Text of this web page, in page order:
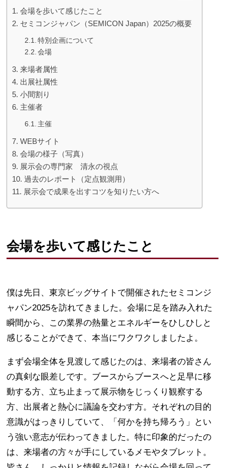
会場を歩いて感じたこと
セミコンジャパン（SEMICON Japan）2025の概要
特別企画について
会場
来場者属性
出展社属性
小間割り
主催者
主催
WEBサイト
会場の様子（写真）
展示会の専門家 清永の視点
過去のレポート（定点観測用）
展示会で成果を出すコツを知りたい方へ
会場を歩いて感じたこと
僕は先日、東京ビッグサイトで開催されたセミコンジ
ャパン2025を訪れてきました。会場に足を踏み入れた
瞬間から、この業界の熱量とエネルギーをひしひしと
感じることができて、本当にワクワクしましたよ。
まず会場全体を見渡して感じたのは、来場者の皆さん
の真剣な眼差しです。ブースからブースへと足早に移
動する方、立ち止まって展示物をじっくり観察する
方、出展者と熱心に議論を交わす方。それぞれの目的
意識がはっきりしていて、「何かを持ち帰ろう」とい
う強い意志が伝わってきました。特に印象的だったの
は、来場者の方々が手にしているメモやタブレット。